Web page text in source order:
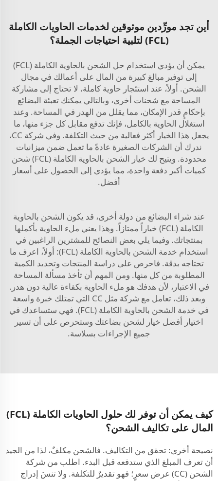
أين تجد مورِّدين موثوقين لخدمات الحاويات الكاملة
(FCL) لتلبية احتياجات الجملة؟
يمكن أن يؤدي استخدام حل الشحن بالحاوية الكاملة (FCL)
إلى توفير مبالغ كبيرة من المال على أعمالك في مجال
الشحن. أولاً، عند استئجار حاوية كاملة، لا تحتاج إلى مشاركة
المساحة مع شحنات أخرى، وبالتالي يمكنك تعبئة البضائع
بإحكامٍ قدر الإمكان، مما يقلل من الهدر في المساحة. وعند
استغلال الحاوية بالكامل، فإنك تدفع مقابل كل جزء منها، ما
يجعل هذا الخيار أكثر فعالية من حيث التكلفة. وفي شركة CC،
ندرك أن الشركات الصغيرة عادةً ما تعمل ضمن ميزانيات
محدودة. ويتيح لك خيار الشحن بالحاوية الكاملة (FCL) شحن
كميات أكبر دفعة واحدة، مما يؤدي إلى الحصول على أسعار
أفضل.
عند شراء البضائع من دولة أخرى، قد يكون الشحن بالحاوية
الكاملة (FCL) خياراً ممتازاً. وهذا يعني ملء الحاوية بأكملها
بمنتجاتك. وفيما يلي بعض النصائح للمشترين الراغبين في
استخدام خدمة الشحن بالحاوية الكاملة (FCL): أولاً، اعرف ما
تحتاجه بدقة. فاحرص على دراسة المنتجات وتحديد الكمية
المطلوبة من كل منها. ومن المهم أن تأخذ مسألة المساحة
في الاعتبار، لأن هدفك هو ملء الحاوية بكفاءة عالية دون هدر.
وبعد ذلك، تعامل مع شركة مثل CC التي تمتلك خبرة واسعة
في خدمة الشحن بالحاوية الكاملة (FCL). فهي ستساعدك في
اختيار أفضل خيار لشحن بضاعتك وستحرص على أن تسير
جميع الإجراءات بسلاسة.
كيف يمكن أن توفر لك حلول الحاويات الكاملة (FCL)
المال على تكاليف الشحن؟
نصيحة أخرى: تحقق من التكاليف. فالشحن مكلفٌ، لذا من الجيد
أن تعرف المبلغ الذي ستدفعه قبل البدء. اطلب من شركة
الشحن (CC) عرض سعرٍ؛ فهو تقديرٌ للتكلفة. ولا تنسَ إدراج